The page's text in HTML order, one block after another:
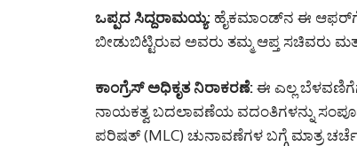
ಒಪ್ಪದ ಸಿದ್ದರಾಮಯ್ಯ: ಹೈಕಮಾಂಡ್‌ನ ಈ ಆಫರ್‌ಗೆ
ಬೀಡುಬಿಟ್ಟಿರುವ ಅವರು ತಮ್ಮ ಆಪ್ತ ಸಚಿವರು
ಕಾಂಗ್ರೆಸ್ ಅಧಿಕೃತ ನಿರಾಕರಣೆ:ಈ ಎಲ್ಲ
ನಾಯಕತ್ವ ಬದಲಾವಣೆಯ ವದಂತಿಗಳನ್ನು
ಪರಿಷತ್ (MLC) ಚುನಾವಣೆಗಳ ಬಗ್ಗೆ ಮಾತ್ರ